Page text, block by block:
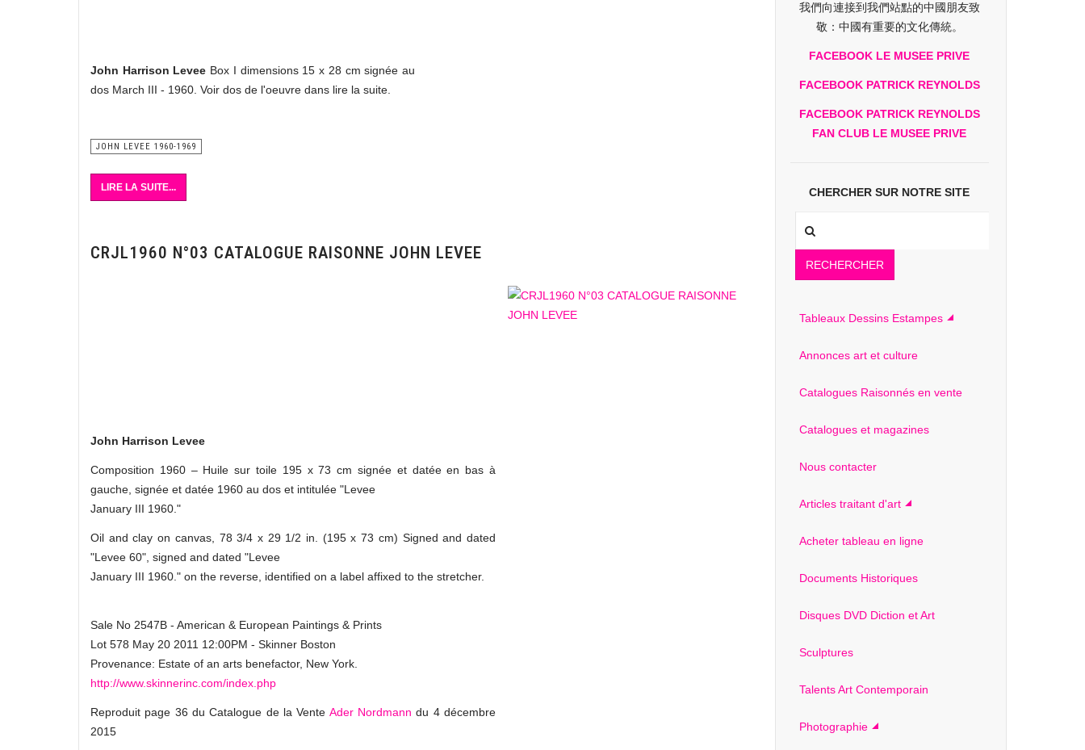
John Harrison Levee Box I dimensions 15 x 28 cm signée au
dos March III - 1960. Voir dos de l'oeuvre dans lire la suite.
JOHN LEVEE 1960-1969
LIRE LA SUITE...
CRJL1960 N°03 CATALOGUE RAISONNE JOHN LEVEE
John Harrison Levee
Composition 1960 – Huile sur toile 195 x 73 cm signée et datée en bas à
gauche, signée et datée 1960 au dos et intitulée "Levee
January III 1960."
Oil and clay on canvas, 78 3/4 x 29 1/2 in. (195 x 73 cm) Signed and dated
"Levee 60", signed and dated "Levee
January III 1960." on the reverse, identified on a label affixed to the stretcher.
Sale No 2547B - American & European Paintings & Prints
Lot 578 May 20 2011 12:00PM - Skinner Boston
Provenance: Estate of an arts benefactor, New York.
http://www.skinnerinc.com/index.php
Reproduit page 36 du Catalogue de la Vente Ader Nordmann du 4 décembre
2015
我們向連接到我們站點的中國朋友致
敬：中國有重要的文化傳統。
FACEBOOK LE MUSEE PRIVE
FACEBOOK PATRICK REYNOLDS
FACEBOOK PATRICK REYNOLDS
FAN CLUB LE MUSEE PRIVE
CHERCHER SUR NOTRE SITE
RECHERCHER
Tableaux Dessins Estampes
Annonces art et culture
Catalogues Raisonnés en vente
Catalogues et magazines
Nous contacter
Articles traitant d'art
Acheter tableau en ligne
Documents Historiques
Disques DVD Diction et Art
Sculptures
Talents Art Contemporain
Photographie